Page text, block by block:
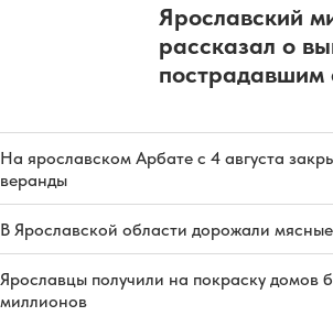
Ярославский
рассказал о
На ярославском Арбате с 4 августа
веранды
В Ярославской области дорожали
Ярославцы получили на покраску домов
миллионов